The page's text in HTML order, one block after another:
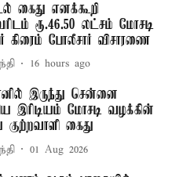
கைது எனக்கூறி
ரூ.46.50 லட்சம் மோசடி
கிரைம் போலீசார் விசாரணை
16 hours ago
இருந்து சென்னை
இரிடியம் மோசடி வழக்கின்
குற்றவாளி கைது
01 Aug 2026